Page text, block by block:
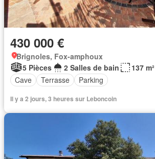
430 000 €
Brignoles, Fox-amphoux
5 Pièces
2 Salles de bain
137 m²
Cave
Terrasse Parking
Il y a 2 jours, 3 heures sur Leboncoin